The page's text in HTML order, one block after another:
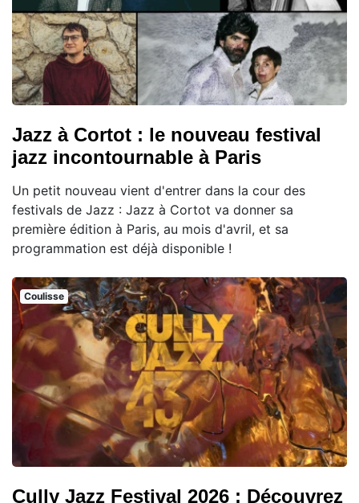
Jazz à Cortot : le nouveau festival
jazz incontournable à Paris
Un petit nouveau vient d'entrer dans la cour des
festivals de Jazz : Jazz à Cortot va donner sa
première édition à Paris, au mois d'avril, et sa
programmation est déjà disponible !
Coulisse
Cully Jazz Festival 2026 : Découvrez